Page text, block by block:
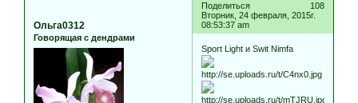
Поделиться
108
Вторник, 24 февраля, 2015г.
08:53:37 am
Ольга0312
Говорящая с дендрами
Sport Light и Swit Nimfa